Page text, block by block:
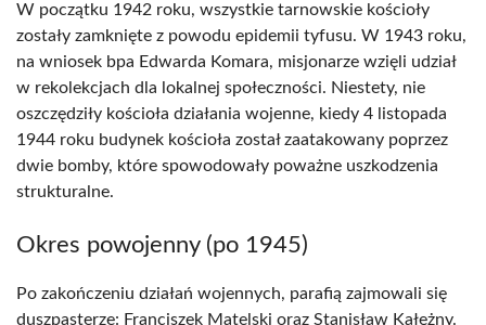
W początku 1942 roku, wszystkie tarnowskie kościoły
zostały zamknięte z powodu epidemii tyfusu. W 1943 roku,
na wniosek bpa Edwarda Komara, misjonarze wzięli udział
w rekolekcjach dla lokalnej społeczności. Niestety, nie
oszczędziły kościoła działania wojenne, kiedy 4 listopada
1944 roku budynek kościoła został zaatakowany poprzez
dwie bomby, które spowodowały poważne uszkodzenia
strukturalne.
Okres powojenny (po 1945)
Po zakończeniu działań wojennych, parafią zajmowali się
duszpasterze: Franciszek Matelski oraz Stanisław Kałężny.